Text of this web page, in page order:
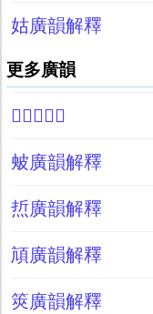
姑廣韻解釋
更多廣韻
𡠆廣韻解釋
㿮廣韻解釋
焎廣韻解釋
頏廣韻解釋
筴廣韻解釋